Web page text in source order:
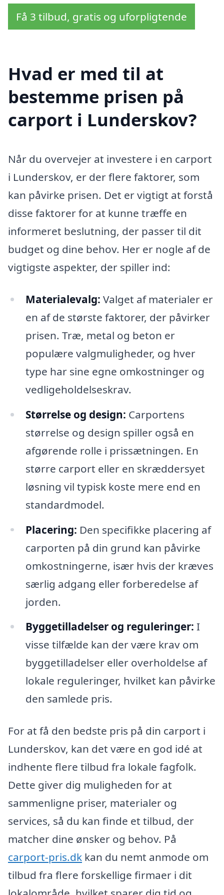
Få 3 tilbud, gratis og uforpligtende
Hvad er med til at
bestemme prisen på
carport i Lunderskov?
Når du overvejer at investere i en carport
i Lunderskov, er der flere faktorer, som
kan påvirke prisen. Det er vigtigt at forstå
disse faktorer for at kunne træffe en
informeret beslutning, der passer til dit
budget og dine behov. Her er nogle af de
vigtigste aspekter, der spiller ind:
Materialevalg: Valget af materialer er
en af de største faktorer, der påvirker
prisen. Træ, metal og beton er
populære valgmuligheder, og hver
type har sine egne omkostninger og
vedligeholdelseskrav.
Størrelse og design: Carportens
størrelse og design spiller også en
afgørende rolle i prissætningen. En
større carport eller en skræddersyet
løsning vil typisk koste mere end en
standardmodel.
Placering: Den specifikke placering af
carporten på din grund kan påvirke
omkostningerne, især hvis der kræves
særlig adgang eller forberedelse af
jorden.
Byggetilladelser og reguleringer: I
visse tilfælde kan der være krav om
byggetilladelser eller overholdelse af
lokale reguleringer, hvilket kan påvirke
den samlede pris.
For at få den bedste pris på din carport i
Lunderskov, kan det være en god idé at
indhente flere tilbud fra lokale fagfolk.
Dette giver dig muligheden for at
sammenligne priser, materialer og
services, så du kan finde et tilbud, der
matcher dine ønsker og behov. På
carport-pris.dk kan du nemt anmode om
tilbud fra flere forskellige firmaer i dit